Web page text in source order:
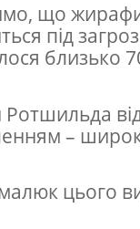
що
під
близько
–
цього